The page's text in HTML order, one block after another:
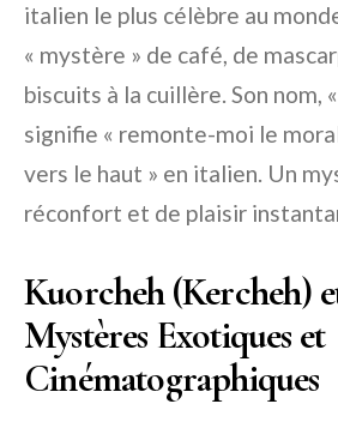
italien le plus célèbre au
« mystère » de café, de
biscuits à la cuillère. Son nom,
signifie « remonte-moi le
vers le haut » en italien. Un
réconfort et de plaisir
Kuorcheh (Kercheh)
Mystères Exotiques et
Cinématographiques